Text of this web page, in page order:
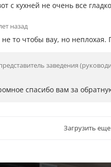
с кухней не очень все
назад
то чтобы вау, но
заведения
спасибо вам за
Загрузить еще